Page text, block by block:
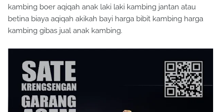
kambing boer aqiqah anak laki laki kambing jantan atau
betina biaya aqiqah akikah bayi harga bibit kambing harga
kambing gibas jual anak kambing.